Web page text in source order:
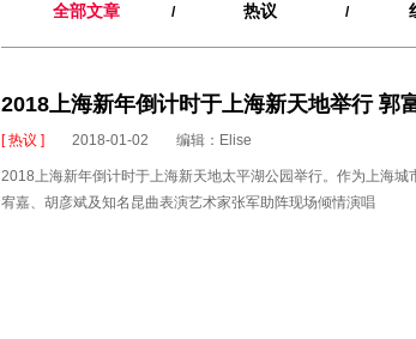
全部文章 / 热议 /
2018上海新年倒计时于上海新天地举行 郭
[ 热议 ] 2018-01-02 编辑：Elise
2018上海新年倒计时于上海新天地太平湖公园举行。作为上海
宥嘉、胡彦斌及知名昆曲表演艺术家张军助阵现场倾情演唱